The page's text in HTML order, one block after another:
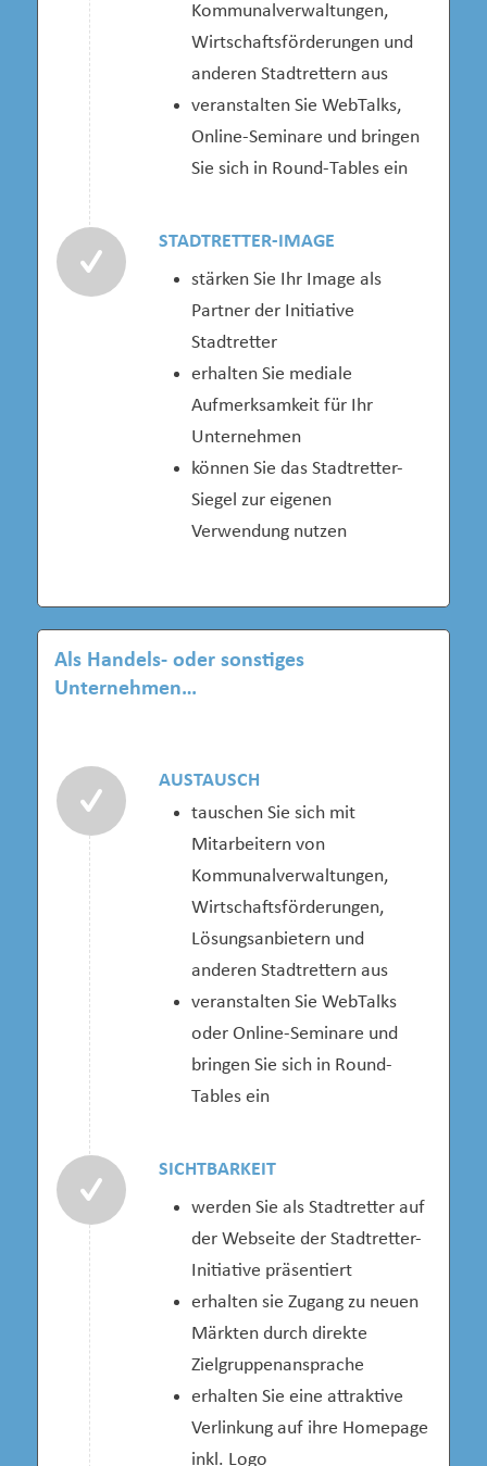
Kommunalverwaltungen,
Wirtschaftsförderungen und
anderen Stadtrettern aus
veranstalten Sie WebTalks,
Online-Seminare und bringen
Sie sich in Round-Tables ein
STADTRETTER-IMAGE
stärken Sie Ihr Image als
Partner der Initiative
Stadtretter
erhalten Sie mediale
Aufmerksamkeit für Ihr
Unternehmen
können Sie das Stadtretter-
Siegel zur eigenen
Verwendung nutzen
Als Handels- oder sonstiges
Unternehmen…
AUSTAUSCH
tauschen Sie sich mit
Mitarbeitern von
Kommunalverwaltungen,
Wirtschaftsförderungen,
Lösungsanbietern und
anderen Stadtrettern aus
veranstalten Sie WebTalks
oder Online-Seminare und
bringen Sie sich in Round-
Tables ein
SICHTBARKEIT
werden Sie als Stadtretter auf
der Webseite der Stadtretter-
Initiative präsentiert
erhalten sie Zugang zu neuen
Märkten durch direkte
Zielgruppenansprache
erhalten Sie eine attraktive
Verlinkung auf ihre Homepage
inkl. Logo